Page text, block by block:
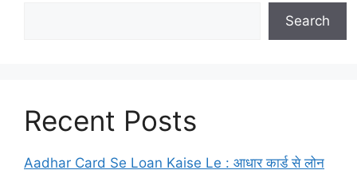
Search
Recent Posts
Aadhar Card Se Loan Kaise Le : आधार कार्ड से लोन